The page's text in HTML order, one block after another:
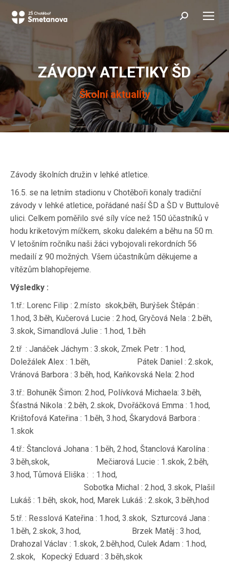
Search:
ZÁVODY ATLETIKY ŠD
Školní aktuality
You are here:
Závody školních družin v lehké atletice.
16.5. se na letním stadionu v Chotěboři konaly tradiční
závody v lehké atletice, pořádané naší ŠD a ŠD v Buttulově
ulici. Celkem poměřilo své síly více než 150 účastníků v
hodu kriketovým míčkem, skoku dalekém a běhu na 50 m.
V letošním ročníku naši žáci vybojovali rekordních 56
medailí z 90 možných. Všem účastníkům děkujeme a
vítězům blahopřejeme.
Výsledky :
1.tř.: Lorenc Filip : 2.místo skok,běh, Burýšek Štěpán :
1.hod, 3.běh, Kučerová Lucie : 2.hod, Gryčová Nela : 2.běh,
3.skok, Simandlová Julie : 1.hod, 1.běh
2.tř : Janáček Jáchym : 3.skok, Zmek Petr : 1.hod,
Doležálek Alex : 1.běh, Pátek Daniel : 2.skok,
Vránová Barbora : 3.běh, hod, Kaňkovská Nela: 2.hod
3.tř.: Bohuněk Šimon: 2.hod, Polívková Michaela: 3.běh,
Šťastná Nikola : 2.běh, 2.skok, Dvořáčková Emma : 1.hod,
Krištofová Kateřina : 1.běh, 3.hod, Škarydová Barbora :
1.skok
4.tř.: Štanclová Johana : 1.běh, 2.hod, Štanclová Karolína :
3.běh,skok, Mečiarová Lucie : 1.skok, 2.běh,
3.hod, Tůmová Eliška : : 1.hod,
Sobotka Michal : 2.hod, 3.skok, Plašil
Lukáš : 1.běh, skok, hod, Marek Lukáš : 2.skok, 3.běh,hod
5.tř. : Resslová Kateřina : 1.hod, 3.skok, Szturcová Jana :
1.běh, 2.skok, 3.hod, Brzek Matěj : 3.hod,
Drahozal Václav : 1.skok, 2.běh,hod, Culek Adam : 1.hod,
2.skok, Kopecký Eduard : 3.běh,skok